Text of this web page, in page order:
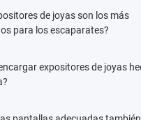
de joyas son los más
para los escaparates?
expositores de joyas